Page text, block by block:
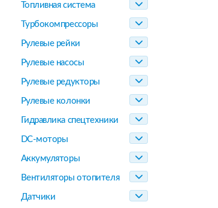
Топливная система
Турбокомпрессоры
Рулевые рейки
Рулевые насосы
Рулевые редукторы
Рулевые колонки
Гидравлика спецтехники
DC-моторы
Аккумуляторы
Вентиляторы отопителя
Датчики